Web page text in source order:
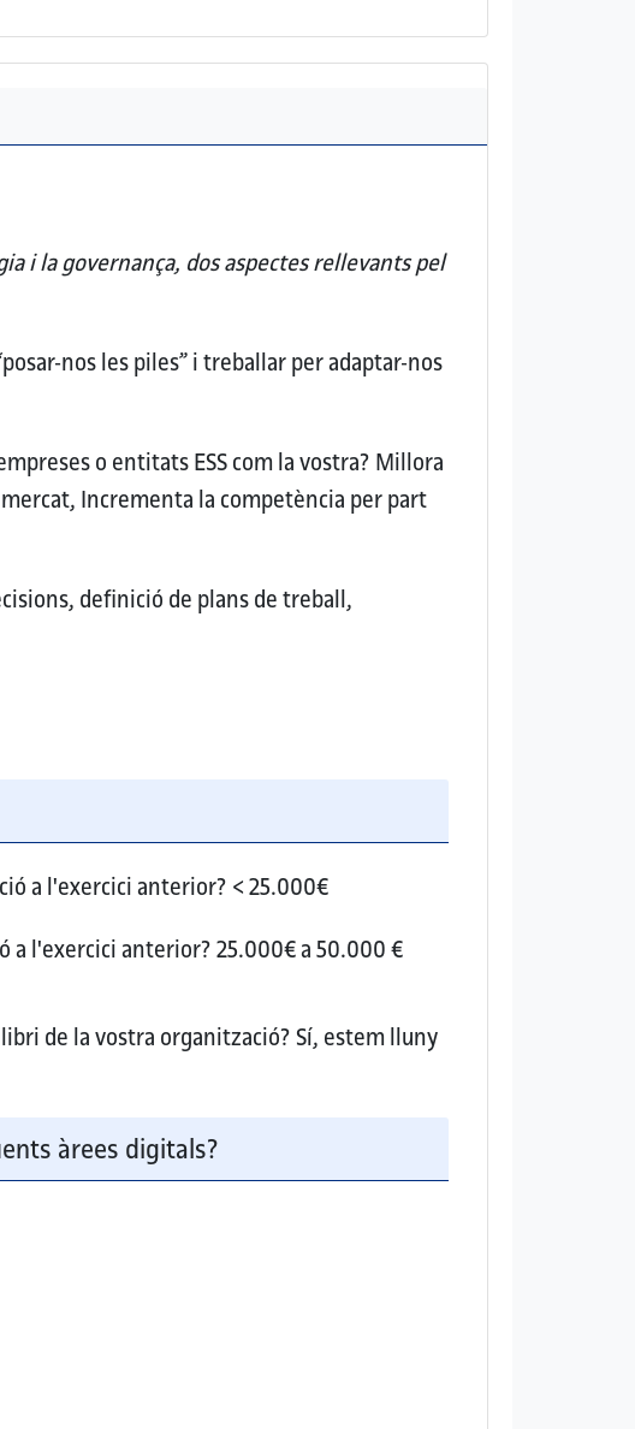
i la governança, dos aspectes rellevants pel
nos les piles” i treballar per adaptar-nos
o entitats ESS com la vostra?Millora
Incrementa la competència per part
definició de plans de treball,
a l'exercici anterior? < 25.000€
a l'exercici anterior?25.000€ a 50.000 €
de la vostra organització? Sí, estem lluny
àrees digitals?